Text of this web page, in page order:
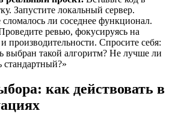
Запустите локальный сервер.
сломалось ли соседнее функционал.
ревью, фокусируясь на
производительности. Спросите себя:
выбран такой алгоритм? Не лучше ли
стандартный?»
как действовать в